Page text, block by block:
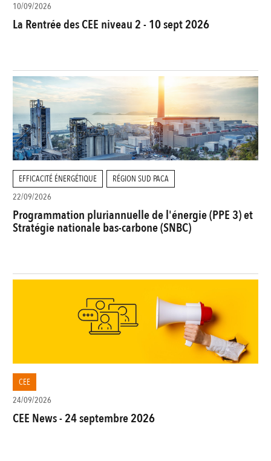
10/09/2026
La Rentrée des CEE niveau 2 - 10 sept 2026
EFFICACITÉ ÉNERGÉTIQUE
RÉGION SUD PACA
22/09/2026
Programmation pluriannuelle de l'énergie (PPE 3) et
Stratégie nationale bas-carbone (SNBC)
CEE
24/09/2026
CEE News - 24 septembre 2026